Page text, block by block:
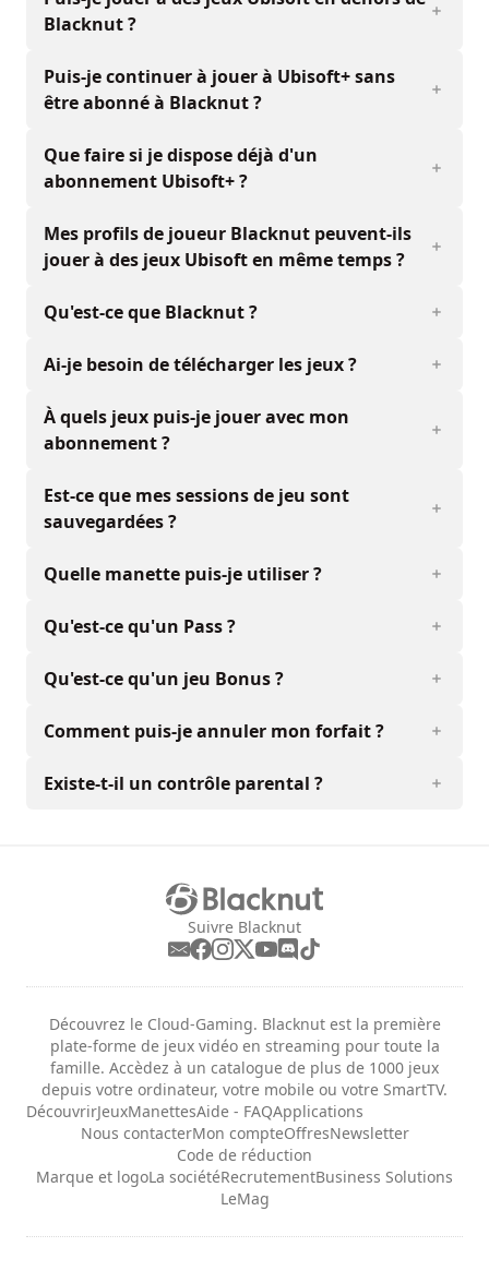
Blacknut ?
Puis-je continuer à jouer à Ubisoft+ sans
être abonné à Blacknut ?
Que faire si je dispose déjà d'un
abonnement Ubisoft+ ?
Mes profils de joueur Blacknut peuvent-ils
jouer à des jeux Ubisoft en même temps ?
Qu'est-ce que Blacknut ?
Ai-je besoin de télécharger les jeux ?
À quels jeux puis-je jouer avec mon
abonnement ?
Est-ce que mes sessions de jeu sont
sauvegardées ?
Quelle manette puis-je utiliser ?
Qu'est-ce qu'un Pass ?
Qu'est-ce qu'un jeu Bonus ?
Comment puis-je annuler mon forfait ?
Existe-t-il un contrôle parental ?
Suivre Blacknut
Découvrez le Cloud-Gaming. Blacknut est la première
plate-forme de jeux vidéo en streaming pour toute la
famille. Accèdez à un catalogue de plus de 1000 jeux
depuis votre ordinateur, votre mobile ou votre SmartTV.
DécouvrirJeuxManettesAide - FAQApplications
Nous contacterMon compteOffresNewsletter
Code de réduction
Marque et logoLa sociétéRecrutementBusiness Solutions
LeMag